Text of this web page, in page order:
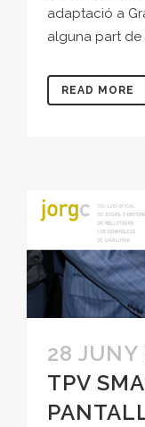
adaptació a
alguna part de
READ MORE
28 JUNY
TPV